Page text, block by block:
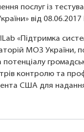
послуг із
від
«Підтримка
МОЗ України,
потенціалу
контролю та
США для надання